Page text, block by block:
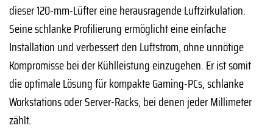
dieser 120-mm-Lüfter eine herausragende Luftzirkulation.
Seine schlanke Profilierung ermöglicht eine einfache
Installation und verbessert den Luftstrom, ohne unnötige
Kompromisse bei der Kühlleistung einzugehen. Er ist somit
die optimale Lösung für kompakte Gaming-PCs, schlanke
Workstations oder Server-Racks, bei denen jeder Millimeter
zählt.